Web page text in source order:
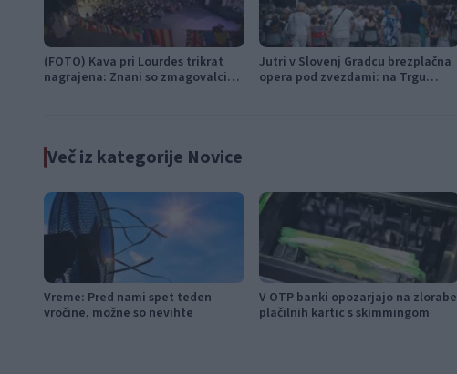
(FOTO) Kava pri Lourdes trikrat
nagrajena: Znani so zmagovalci
Jutri v Slovenj Gradcu brezplačna
opera pod zvezdami: na Trgu
Več iz kategorije Novice
Vreme: Pred nami spet teden
vročine, možne so nevihte
V OTP banki opozarjajo na zlorabe
plačilnih kartic s skimmingom